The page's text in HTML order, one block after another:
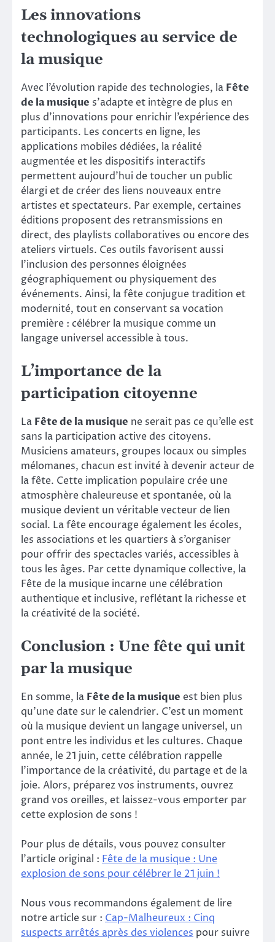
Les innovations
technologiques au service de
la musique
Avec l’évolution rapide des technologies, la Fête
de la musique s’adapte et intègre de plus en
plus d’innovations pour enrichir l’expérience des
participants. Les concerts en ligne, les
applications mobiles dédiées, la réalité
augmentée et les dispositifs interactifs
permettent aujourd’hui de toucher un public
élargi et de créer des liens nouveaux entre
artistes et spectateurs. Par exemple, certaines
éditions proposent des retransmissions en
direct, des playlists collaboratives ou encore des
ateliers virtuels. Ces outils favorisent aussi
l’inclusion des personnes éloignées
géographiquement ou physiquement des
événements. Ainsi, la fête conjugue tradition et
modernité, tout en conservant sa vocation
première : célébrer la musique comme un
langage universel accessible à tous.
L’importance de la
participation citoyenne
La Fête de la musique ne serait pas ce qu’elle est
sans la participation active des citoyens.
Musiciens amateurs, groupes locaux ou simples
mélomanes, chacun est invité à devenir acteur de
la fête. Cette implication populaire crée une
atmosphère chaleureuse et spontanée, où la
musique devient un véritable vecteur de lien
social. La fête encourage également les écoles,
les associations et les quartiers à s’organiser
pour offrir des spectacles variés, accessibles à
tous les âges. Par cette dynamique collective, la
Fête de la musique incarne une célébration
authentique et inclusive, reflétant la richesse et
la créativité de la société.
Conclusion : Une fête qui unit
par la musique
En somme, la Fête de la musique est bien plus
qu’une date sur le calendrier. C’est un moment
où la musique devient un langage universel, un
pont entre les individus et les cultures. Chaque
année, le 21 juin, cette célébration rappelle
l’importance de la créativité, du partage et de la
joie. Alors, préparez vos instruments, ouvrez
grand vos oreilles, et laissez-vous emporter par
cette explosion de sons !
Pour plus de détails, vous pouvez consulter
l’article original : Fête de la musique : Une
explosion de sons pour célébrer le 21 juin !
Nous vous recommandons également de lire
notre article sur : Cap-Malheureux : Cinq
suspects arrêtés après des violences pour suivre